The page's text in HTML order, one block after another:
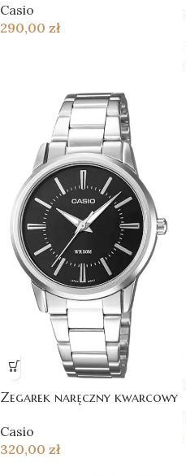
Casio
290,00 zł
Zegarek naręczny kwarcowy
Casio
320,00 zł